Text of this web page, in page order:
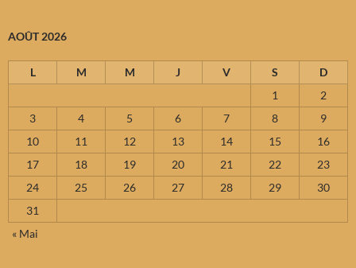
AOÛT 2026
L M M J V S
D
1
2
3
4 5 6 7 8
9
10
11 12 13 14 15
16
17
18 19 20 21 22
23
24
25 26 27 28 29
30
31
« Mai